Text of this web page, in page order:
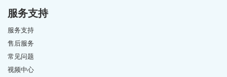
服务支持
服务支持
售后服务
常见问题
视频中心